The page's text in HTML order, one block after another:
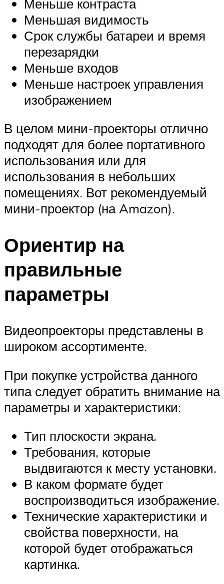
Меньше контраста
Меньшая видимость
Срок службы батареи и время
перезарядки
Меньше входов
Меньше настроек управления
изображением
В целом мини-проекторы отлично
подходят для более портативного
использования или для
использования в небольших
помещениях. Вот рекомендуемый
мини-проектор (на Amazon).
Ориентир на
правильные
параметры
Видеопроекторы представлены в
широком ассортименте.
При покупке устройства данного
типа следует обратить внимание на
параметры и характеристики:
Тип плоскости экрана.
Требования, которые
выдвигаются к месту установки.
В каком формате будет
воспроизводиться изображение.
Технические характеристики и
свойства поверхности, на
которой будет отображаться
картинка.